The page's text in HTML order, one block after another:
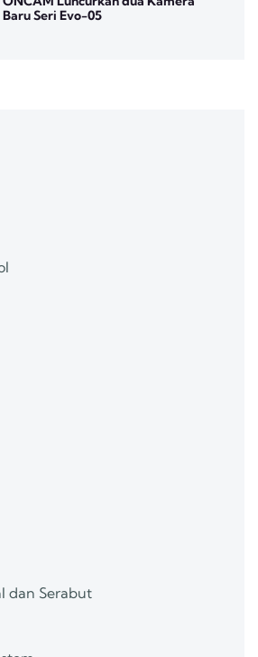
Baru Seri Evo-05
dan Serabut